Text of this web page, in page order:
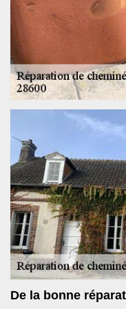
De la bonne